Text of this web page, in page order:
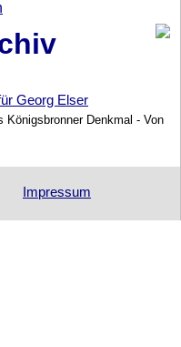
Georg Elser
Denkmal - Von
Impressum